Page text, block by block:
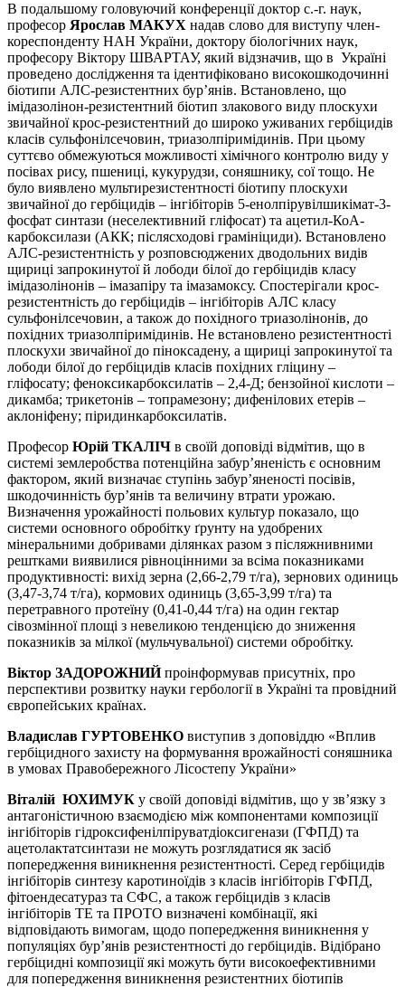
В подальшому головуючий конференції доктор с.-г. наук,
професор Ярослав МАКУХ надав слово для виступу член-
кореспонденту НАН України, доктору біологічних наук,
професору Віктору ШВАРТАУ, який відзначив, що в Україні
проведено дослідження та ідентифіковано високошкодочинні
біотипи АЛС-резистентних бур’янів. Встановлено, що
імідазолінон-резистентний біотип злакового виду плоскухи
звичайної крос-резистентний до широко уживаних гербіцидів
класів сульфонілсечовин, триазолпіримідинів. При цьому
суттєво обмежуються можливості хімічного контролю виду у
посівах рису, пшениці, кукурудзи, соняшнику, сої тощо. Не
було виявлено мультирезистентності біотипу плоскухи
звичайної до гербіцидів – інгібіторів 5-енолпірувілшикімат-3-
фосфат синтази (неселективний гліфосат) та ацетил-КоА-
карбоксилази (АКК; післясходові грамініциди). Встановлено
АЛС-резистентність у розповсюджених дводольних видів
щириці запрокинутої й лободи білої до гербіцидів класу
імідазолінонів – імазапіру та імазамоксу. Спостерігали крос-
резистентність до гербіцидів – інгібіторів АЛС класу
сульфонілсечовин, а також до похідного триазолінонів, до
похідних триазолпіримідинів. Не встановлено резистентності
плоскухи звичайної до піноксадену, а щириці запрокинутої та
лободи білої до гербіцидів класів похідних гліцину –
гліфосату; феноксикарбоксилатів – 2,4-Д; бензойної кислоти –
дикамба; трикетонів – топрамезону; дифенілових етерів –
аклоніфену; піридинкарбоксилатів.
Професор Юрій ТКАЛІЧ в своїй доповіді відмітив, що в
системі землеробства потенційна забур’яненість є основним
фактором, який визначає ступінь забур’яненості посівів,
шкодочинність бур’янів та величину втрати урожаю.
Визначення урожайності польових культур показало, що
системи основного обробітку ґрунту на удобрених
мінеральними добривами ділянках разом з післяжнивними
рештками виявилися рівноцінними за всіма показниками
продуктивності: вихід зерна (2,66-2,79 т/га), зернових одиниць
(3,47-3,74 т/га), кормових одиниць (3,65-3,99 т/га) та
перетравного протеїну (0,41-0,44 т/га) на один гектар
сівозмінної площі з невеликою тенденцією до зниження
показників за мілкої (мульчувальної) системи обробітку.
Віктор ЗАДОРОЖНИЙпроінформував присутніх, про
перспективи розвитку науки гербології в Україні та провідний
європейських країнах.
Владислав ГУРТОВЕНКО виступив з доповіддю «Вплив
гербіцидного захисту на формування врожайності соняшника
в умовах Правобережного Лісостепу України»
Віталій ЮХИМУК у своїй доповіді відмітив, що у зв’язку з
антагоністичною взаємодією між компонентами композиції
інгібіторів гідроксифенілпіруватдіоксигенази (ГФПД) та
ацетолактатсинтази не можуть розглядатися як засіб
попередження виникнення резистентності. Серед гербіцидів
інгібіторів синтезу каротиноїдів з класів інгібіторів ГФПД,
фітоендесатураз та СФС, а також гербіцидів з класів
інгібіторів ТЕ та ПРОТО визначені комбінації, які
відповідають вимогам, щодо попередження виникнення у
популяціях бур’янів резистентності до гербіцидів. Відібрано
гербіцидні композиції які можуть бути високоефективними
для попередження виникнення резистентних біотипів